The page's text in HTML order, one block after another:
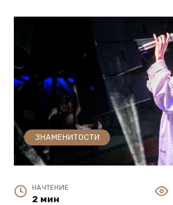
ЗНАМЕНИТОСТИ
НА ЧТЕНИЕ
2 мин